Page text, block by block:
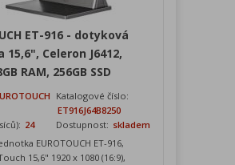
ET-916 - dotyková
15,6", Celeron J6412,
RAM, 256GB SSD
Katalogové číslo:
ET916J64B8250
24 Dostupnost: skladem
EUROTOUCH ET-916,
15,6" 1920 x 1080 (16:9),